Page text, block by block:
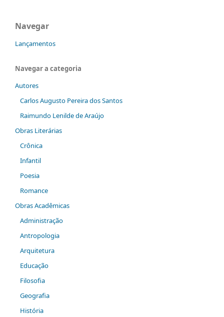
Navegar
Lançamentos
Navegar a categoria
Autores
Carlos Augusto Pereira dos Santos
Raimundo Lenilde de Araújo
Obras Literárias
Crônica
Infantil
Poesia
Romance
Obras Acadêmicas
Administração
Antropologia
Arquitetura
Educação
Filosofia
Geografia
História